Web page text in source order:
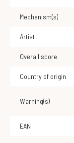
Mechanism(s)
Artist
Overall score
Country of origin
Warning(s)
EAN